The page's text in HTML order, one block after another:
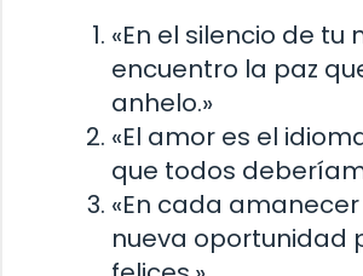
«En el silencio de tu
encuentro la paz
anhelo.»
«El amor es el
que todos
«En cada
nueva oportunidad